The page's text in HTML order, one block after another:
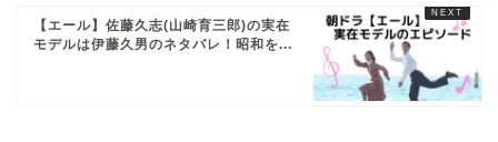
【エール】佐藤久志(山崎育三郎)の実在
モデルは伊藤久男のネタバレ！昭和を...